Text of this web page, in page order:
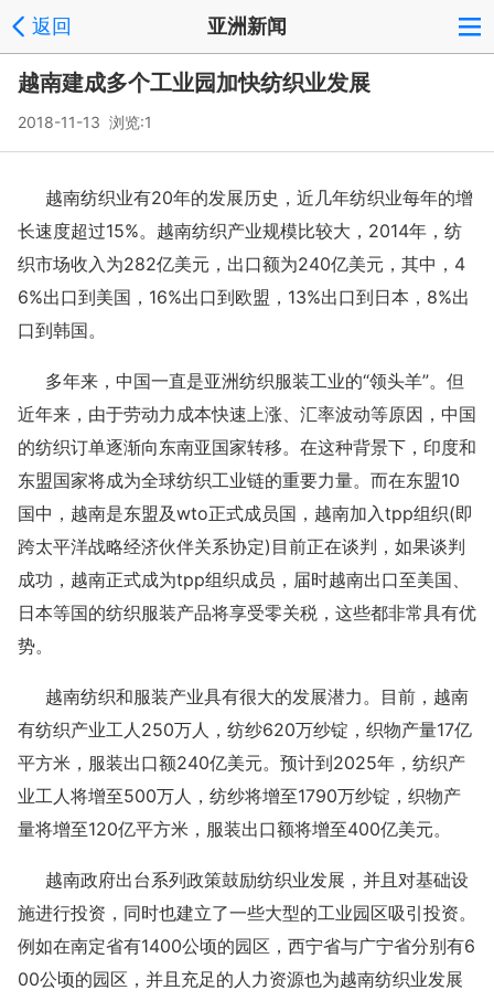
返回 亚洲新闻
越南建成多个工业园加快纺织业发展
2018-11-13 浏览:1
越南纺织业有20年的发展历史，近几年纺织业每年的增
长速度超过15%。越南纺织产业规模比较大，2014年，纺
织市场收入为282亿美元，出口额为240亿美元，其中，4
6%出口到美国，16%出口到欧盟，13%出口到日本，8%出
口到韩国。
多年来，中国一直是亚洲纺织服装工业的“领头羊”。但
近年来，由于劳动力成本快速上涨、汇率波动等原因，中国
的纺织订单逐渐向东南亚国家转移。在这种背景下，印度和
东盟国家将成为全球纺织工业链的重要力量。而在东盟10
国中，越南是东盟及wto正式成员国，越南加入tpp组织(即
跨太平洋战略经济伙伴关系协定)目前正在谈判，如果谈判
成功，越南正式成为tpp组织成员，届时越南出口至美国、
日本等国的纺织服装产品将享受零关税，这些都非常具有优
势。
越南纺织和服装产业具有很大的发展潜力。目前，越南
有纺织产业工人250万人，纺纱620万纱锭，织物产量17亿
平方米，服装出口额240亿美元。预计到2025年，纺织产
业工人将增至500万人，纺纱将增至1790万纱锭，织物产
量将增至120亿平方米，服装出口额将增至400亿美元。
越南政府出台系列政策鼓励纺织业发展，并且对基础设
施进行投资，同时也建立了一些大型的工业园区吸引投资。
例如在南定省有1400公顷的园区，西宁省与广宁省分别有6
00公顷的园区，并且充足的人力资源也为越南纺织业发展